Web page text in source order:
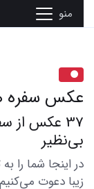
منو
عکس سفره
37 عکس از
بی‌نظیر
در اینجا شما را